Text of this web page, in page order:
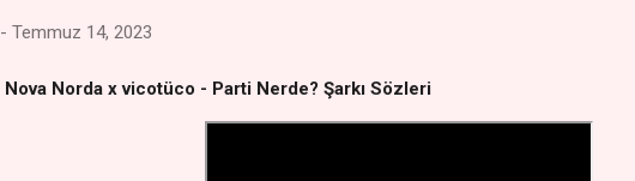
- Temmuz 14, 2023
Nova Norda x vicotüco - Parti Nerde? Şarkı Sözleri